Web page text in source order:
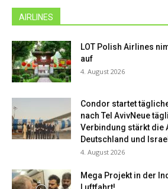
AIRLINES
LOT Polish Airlines
auf
4. August 2026
Condor startet
nach Tel AvivNeue
Verbindung stärkt die
Deutschland und Israel
4. August 2026
Mega Projekt in der